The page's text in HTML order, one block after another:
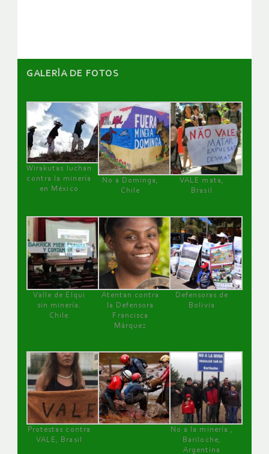
GALERÌA DE FOTOS
Wirakutas luchan
contra la minería
en México
No a Dominga,
Chile
VALE mata,
Brasil
Valle de Elqui
sin minería.
Chile
Atentan contra
la Defensora
Francisca
Márquez
Defensoras de
Bolivia
Protestas contra
VALE, Brasil
No a la minería ,
Bariloche,
Argentina